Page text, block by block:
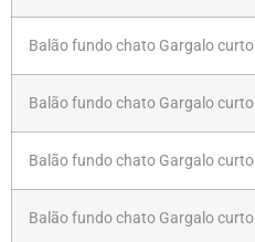
Balão fundo chato Gargalo
Balão fundo chato Gargalo
Balão fundo chato Gargalo
Balão fundo chato Gargalo